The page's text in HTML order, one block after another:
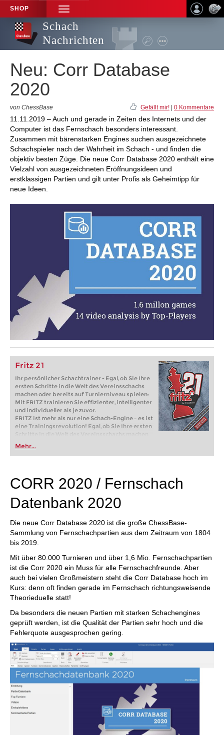
SHOP
TOGGLE
NAVIGATION
Schach
Nachrichten
Neu: Corr Database
2020
von ChessBase Gefällt mir! 0 Kommentare
11.11.2019 – Auch und gerade in Zeiten des Internets und der
Computer ist das Fernschach besonders interessant.
Zusammen mit bärenstarken Engines suchen ausgezeichnete
Schachspieler nach der Wahrheit im Schach - und finden die
objektiv besten Züge. Die neue Corr Database 2020 enthält eine
Vielzahl von ausgezeichneten Eröffnungsideen und
erstklassigen Partien und gilt unter Profis als Geheimtipp für
neue Ideen.
Fritz 21
Ihr persönlicher Schachtrainer - Egal, ob Sie Ihre
ersten Schritte in die Welt des Vereinsschachs
machen oder bereits auf Turnierniveau spielen:
Mit FRITZ trainieren Sie effizienter, intelligenter
und individueller als je zuvor.
FRITZ ist mehr als nur eine Schach-Engine – es ist
eine Trainingsrevolution! Egal, ob Sie Ihre ersten
Schritte in die Welt des Vereinsschachs machen
oder bereits auf Turnierniveau spielen: Mit
FRITZ trainieren Sie effizienter, intelligenter und
individueller als je zuvor.
Mehr...
CORR 2020 / Fernschach
Datenbank 2020
Die neue Corr Database 2020 ist die große ChessBase-
Sammlung von Fernschachpartien aus dem Zeitraum von 1804
bis 2019.
Mit über 80.000 Turnieren und über 1,6 Mio. Fernschachpartien
ist die Corr 2020 ein Muss für alle Fernschachfreunde. Aber
auch bei vielen Großmeistern steht die Corr Database hoch im
Kurs: denn oft finden gerade im Fernschach richtungsweisende
Theorieduelle statt!
Da besonders die neuen Partien mit starken Schachengines
geprüft werden, ist die Qualität der Partien sehr hoch und die
Fehlerquote ausgesprochen gering.